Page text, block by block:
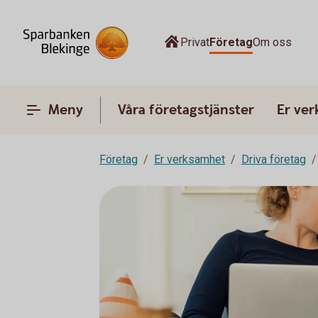
PrivatFöretagOm oss
Meny Våra företagstjänster Er
Företag Er verksamhet Driva företag